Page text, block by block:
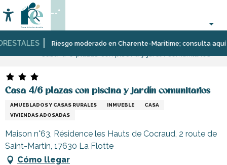
au
contenu
principal
Riesgo moderado en Charente-Maritime; consulta aquí
Accessibilité
Buscar
--°
Página Web EstanciaAlojamiento
Alquileres
Casa 4/6 plazas con piscina y jardín comunitarios
AMUEBLADOS Y CASAS RURALES INMUEBLE
CASA
VIVIENDAS ADOSADAS
Maison n°63, Résidence les Hauts de Cocraud, 2 route de
Saint-Martin, 17630 La Flotte
Cómo llegar